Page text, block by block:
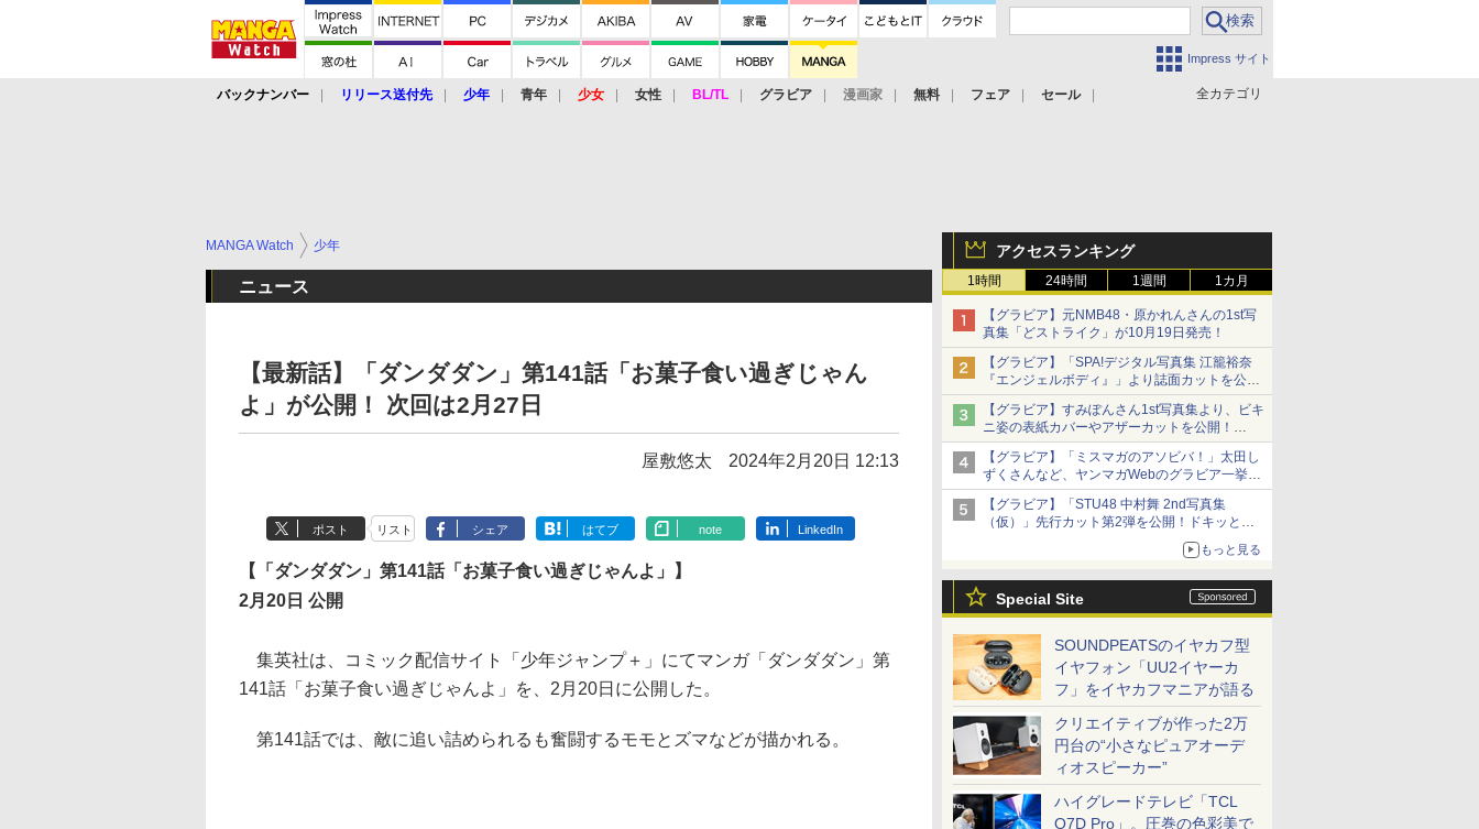
Impress サイト
全カテゴリ
バックナンバー リリース送付先 少年 青年 少女 女性 BL/TL グラビア 漫画家 無料 フェア セール
アクセスランキング
1時間 24時間 1週間 1カ月
【グラビア】元NMB48・原かれんさんの1st写
真集「どストライク」が10月19日発売！
【グラビア】「SPA!デジタル写真集 江籠裕奈
『エンジェルボディ』」より誌面カットを公
開！
【グラビア】すみぽんさん1st写真集より、ビキ
ニ姿の表紙カバーやアザーカットを公開！
タイトルは「offcourt（オフコート）」に決定
【グラビア】「ミスマガのアソビバ！」太田し
ずくさんなど、ヤンマガWebのグラビア一挙公
開！
【グラビア】「STU48 中村舞 2nd写真集
（仮）」先行カット第2弾を公開！ドキッとす
るランジェリーカットなど新たな挑戦
もっと見る
Special Site
SOUNDPEATSのイヤカフ型
イヤフォン「UU2イヤーカ
フ」をイヤカフマニアが語る
クリエイティブが作った2万
円台の“小さなピュアオーデ
ィオスピーカー”
ハイグレードテレビ「TCL
Q7D Pro」。圧巻の色彩美で
MANGA Watch 少年
ニュース
【最新話】「ダンダダン」第141話「お菓子食い過ぎじゃん
よ」が公開！ 次回は2月27日
屋敷悠太 2024年2月20日 12:13
ポスト リスト シェア はてブ note LinkedIn
【「ダンダダン」第141話「お菓子食い過ぎじゃんよ」】
2月20日 公開
集英社は、コミック配信サイト「少年ジャンプ＋」にてマンガ「ダンダダン」第
141話「お菓子食い過ぎじゃんよ」を、2月20日に公開した。
第141話では、敵に追い詰められるも奮闘するモモとズマなどが描かれる。